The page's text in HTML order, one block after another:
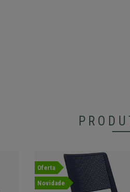
Oferta
Novidade